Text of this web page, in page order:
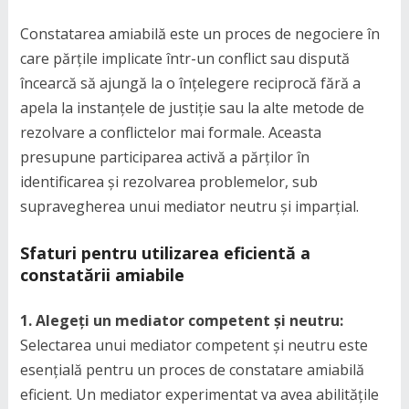
Constatarea amiabilă este un proces de negociere în
care părțile implicate într-un conflict sau dispută
încearcă să ajungă la o înțelegere reciprocă fără a
apela la instanțele de justiție sau la alte metode de
rezolvare a conflictelor mai formale. Aceasta
presupune participarea activă a părților în
identificarea și rezolvarea problemelor, sub
supravegherea unui mediator neutru și imparțial.
Sfaturi pentru utilizarea eficientă a
constatării amiabile
1. Alegeți un mediator competent și neutru:
Selectarea unui mediator competent și neutru este
esențială pentru un proces de constatare amiabilă
eficient. Un mediator experimentat va avea abilitățile